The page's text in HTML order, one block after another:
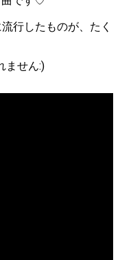
行したものが、たく
ません:)